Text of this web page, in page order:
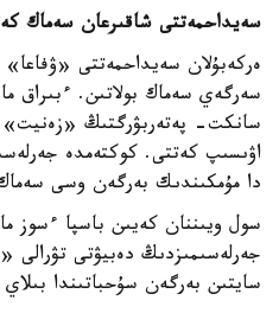
سەيداحمەتتى شاقىرعان سەماك
ەركەبۇلان سەيداحمەتتى
سەرگەي سەماك بولاتىن. ءبىراق
سانكت- پەتەربۋرگتىڭ «زەنيت»
اۋىسىپ كەتتى. كوكتەمدە
دا مۇمكىندىك بەرگەن وسى
سول ويىننان كەيىن باسپا ءسوز
جەرلەسىمىزدىڭ دەبيۋتى
سايتىن بەرگەن سۇحباتىندا